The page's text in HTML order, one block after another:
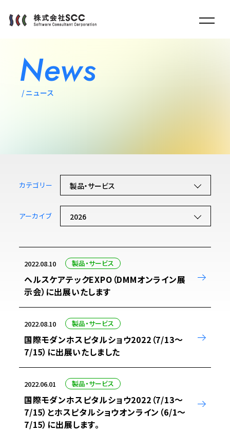
News
ニュース
カテゴリー 製品・サービス
アーカイブ 2026
2022.08.10 製品・サービス
ヘルスケアテックEXPO（DMMオンライン展
示会）に出展いたします
2022.08.10 製品・サービス
国際モダンホスピタルショウ2022（7/13～
7/15）に出展いたしました
2022.06.01 製品・サービス
国際モダンホスピタルショウ2022（7/13～
7/15）とホスピタルショウオンライン（6/1～
7/15）に出展します。